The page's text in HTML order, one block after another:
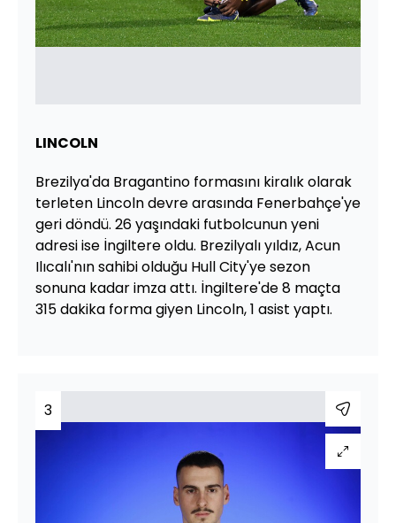
LINCOLN
Brezilya'da Bragantino formasını kiralık olarak
terleten Lincoln devre arasında Fenerbahçe'ye
geri döndü. 26 yaşındaki futbolcunun yeni
adresi ise İngiltere oldu. Brezilyalı yıldız, Acun
Ilıcalı'nın sahibi olduğu Hull City'ye sezon
sonuna kadar imza attı. İngiltere'de 8 maçta
315 dakika forma giyen Lincoln, 1 asist yaptı.
3